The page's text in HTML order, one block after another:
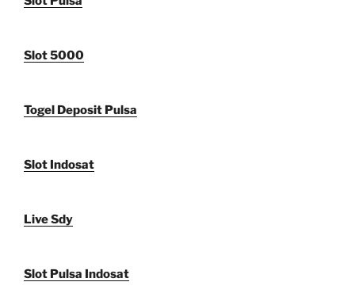
Slot 5000
Togel Deposit Pulsa
Slot Indosat
Live Sdy
Slot Pulsa Indosat